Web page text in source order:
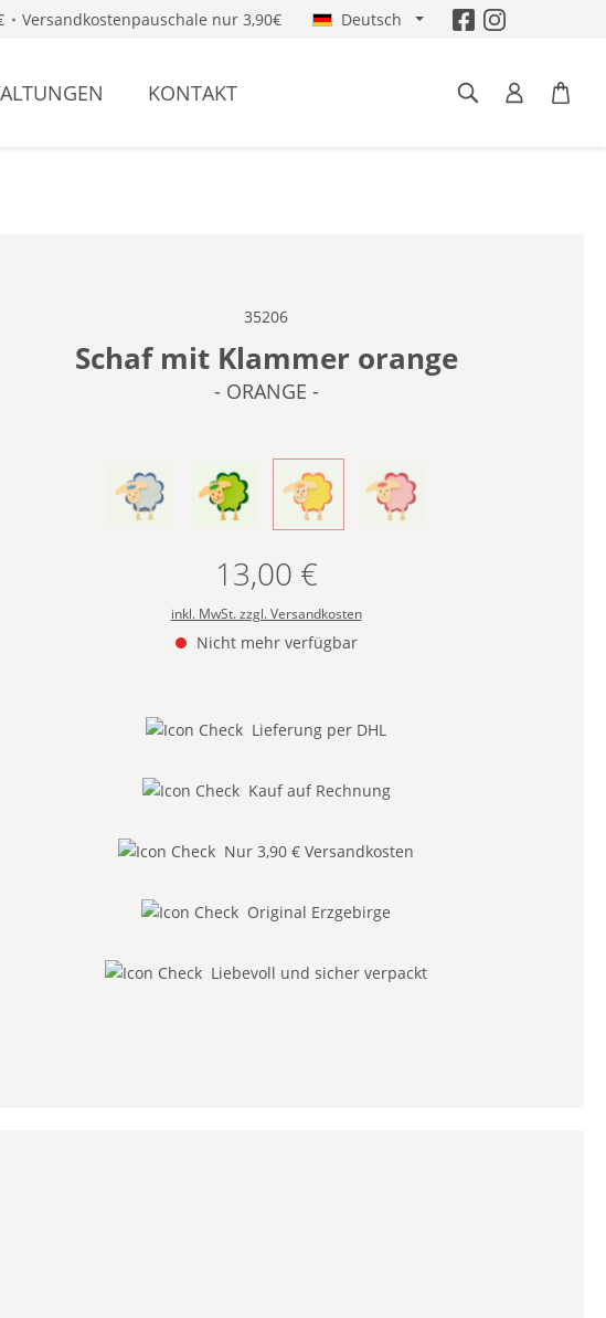
Versandkostenpauschale nur 3,90€ Deutsch
KONTAKT
35206
Schaf mit Klammer orange
- ORANGE -
- BLAU -
(Diese Option ist zurzeit nicht verfügbar.)
- GRÜN - - ORANGE -
(Diese Option ist zurzeit nicht verfügbar.)
- ROT -
(Diese Option ist zurzeit nicht
Regulärer Preis:
13,00 €
inkl. MwSt. zzgl. Versandkosten
Nicht mehr verfügbar
Lieferung per DHL
Kauf auf Rechnung
Nur 3,90 € Versandkosten
Original Erzgebirge
Liebevoll und sicher verpackt